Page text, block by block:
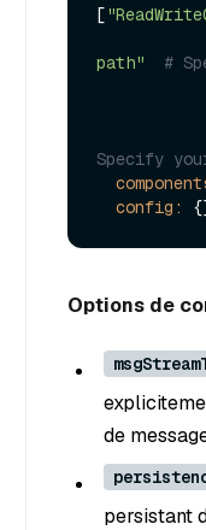
[
path"
#
Specify
config:
Options de
de
persistant